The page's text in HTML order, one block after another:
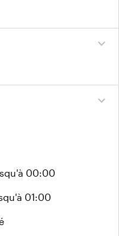
expand_more
expand_more
00:00
01:00